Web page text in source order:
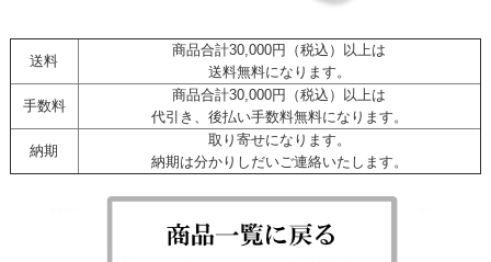
送料
商品合計30,000円（税込）以上は
送料無料になります。
手数料
商品合計30,000円（税込）以上は
代引き、後払い手数料無料になります。
納期
取り寄せになります。
納期は分かりしだいご連絡いたします。